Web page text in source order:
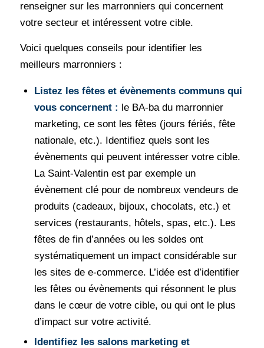
renseigner sur les marronniers qui concernent
votre secteur et intéressent votre cible.
Voici quelques conseils pour identifier les
meilleurs marronniers :
Listez les fêtes et évènements communs qui
vous concernent : le BA-ba du marronnier
marketing, ce sont les fêtes (jours fériés, fête
nationale, etc.). Identifiez quels sont les
évènements qui peuvent intéresser votre cible.
La Saint-Valentin est par exemple un
évènement clé pour de nombreux vendeurs de
produits (cadeaux, bijoux, chocolats, etc.) et
services (restaurants, hôtels, spas, etc.). Les
fêtes de fin d’années ou les soldes ont
systématiquement un impact considérable sur
les sites de e-commerce. L’idée est d’identifier
les fêtes ou évènements qui résonnent le plus
dans le cœur de votre cible, ou qui ont le plus
d’impact sur votre activité.
Identifiez les salons marketing et